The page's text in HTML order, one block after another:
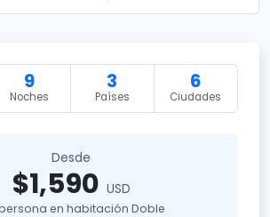
9
Noches
3
Países
6
Ciudades
Desde
$1,590 USD
en habitación Doble